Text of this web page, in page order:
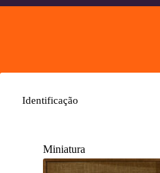
Identificação
Miniatura